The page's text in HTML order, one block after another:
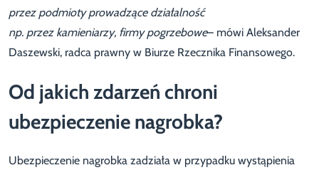
przez podmioty prowadzące działalność
np. przez kamieniarzy, firmy pogrzebowe– mówi Aleksander
Daszewski, radca prawny w Biurze Rzecznika Finansowego.
Od jakich zdarzeń chroni
ubezpieczenie nagrobka?
Ubezpieczenie nagrobka zadziała w przypadku wystąpienia